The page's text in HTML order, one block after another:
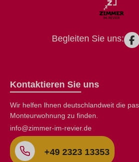
Begleiten Sie uns:
Kontaktieren Sie uns
Wir helfen lhnen deutschlandweit die
Monteurwohnung zu finden.
info@zimmer-im-revier.de
+49 2323 13353